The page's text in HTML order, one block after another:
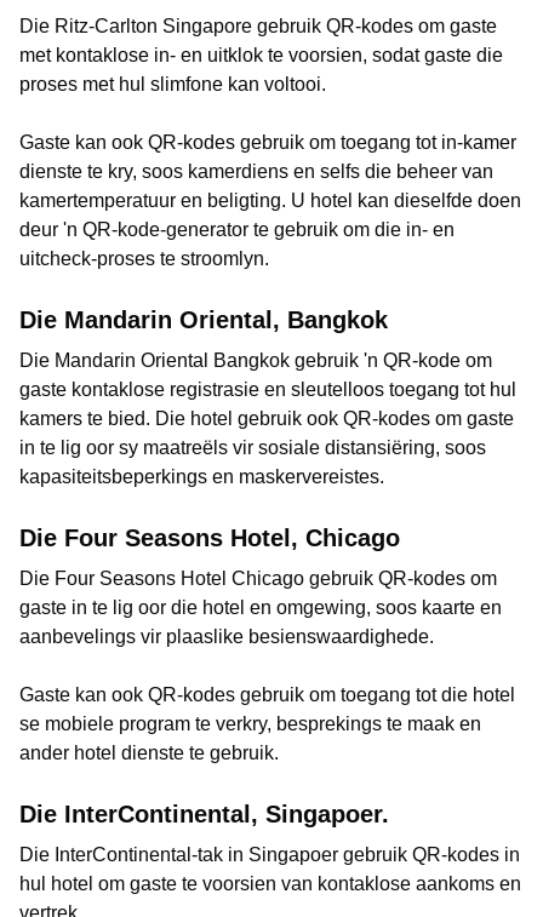
Die Ritz-Carlton Singapore gebruik QR-kodes om gaste
met kontaklose in- en uitklok te voorsien, sodat gaste die
proses met hul slimfone kan voltooi.
Gaste kan ook QR-kodes gebruik om toegang tot in-kamer
dienste te kry, soos kamerdiens en selfs die beheer van
kamertemperatuur en beligting. U hotel kan dieselfde doen
deur 'n QR-kode-generator te gebruik om die in- en
uitcheck-proses te stroomlyn.
Die Mandarin Oriental, Bangkok
Die Mandarin Oriental Bangkok gebruik 'n QR-kode om
gaste kontaklose registrasie en sleutelloos toegang tot hul
kamers te bied. Die hotel gebruik ook QR-kodes om gaste
in te lig oor sy maatreëls vir sosiale distansiëring, soos
kapasiteitsbeperkings en maskervereistes.
Die Four Seasons Hotel, Chicago
Die Four Seasons Hotel Chicago gebruik QR-kodes om
gaste in te lig oor die hotel en omgewing, soos kaarte en
aanbevelings vir plaaslike besienswaardighede.
Gaste kan ook QR-kodes gebruik om toegang tot die hotel
se mobiele program te verkry, besprekings te maak en
ander hotel dienste te gebruik.
Die InterContinental, Singapoer.
Die InterContinental-tak in Singapoer gebruik QR-kodes in
hul hotel om gaste te voorsien van kontaklose aankoms en
vertrek.